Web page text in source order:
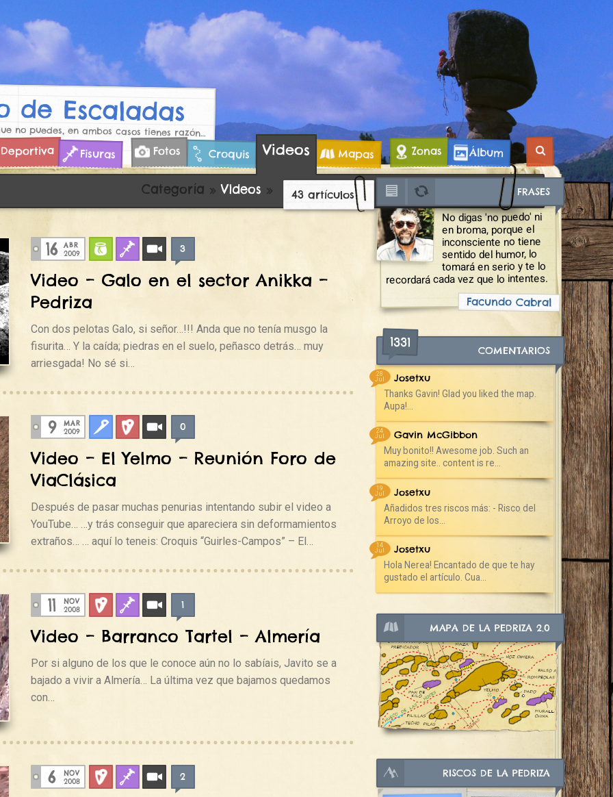
de Escaladas
no puedes, en ambos casos tienes razón…
Deportiva Fisuras Fotos Croquis Videos Mapas Zonas Álbum
Categoría »Videos » 43 artículos
BulderFisurasVideos
16 ABR
2009 3
Video – Galo en el sector Anikka –
Pedriza
Con dos pelotas Galo, si señor…!!! Anda que no tenía musgo la
fisurita… Y la caída; piedras en el suelo, peñasco detrás… muy
arriesgada! No sé si…
ClasicaDeportivaVideos
9 MAR
2009 0
Video – El Yelmo – Reunión Foro de
ViaClásica
Después de pasar muchas penurias intentando subir el video a
YouTube… …y trás conseguir que apareciera sin deformamientos
extraños… … aquí lo teneis: Croquis “Guirles-Campos” – El…
DeportivaFisurasVideos
11 NOV
2008 1
Video – Barranco Tartel – Almería
Por si alguno de los que le conoce aún no lo sabíais, Javito se a
bajado a vivir a Almería… La última vez que bajamos quedamos
con…
DeportivaFisurasVideos
6 NOV
2008 2
FRASES
No digas 'no puedo' ni
en broma, porque el
inconsciente no tiene
sentido del humor, lo
tomará en serio y te lo
recordará cada vez que lo intentes.
Facundo Cabral
COMENTARIOS
1331
28
Jul
Josetxu
Thanks Gavin! Glad you liked the map.
Aupa!...
24
Jul
Gavin McGibbon
Muy bonito!! Awesome job. Such an
amazing site.. content is re...
19
Jul
Josetxu
Añadidos tres riscos más: - Risco del
Arroyo de los...
14
Jul
Josetxu
Hola Nerea! Encantado de que te hay
gustado el artículo. Cua...
MAPA DE LA PEDRIZA 2.0
RISCOS DE LA PEDRIZA